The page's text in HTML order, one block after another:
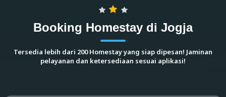
Booking Homestay di Jogja
Tersedia lebih dari 200 Homestay yang siap dipesan! Jaminan
pelayanan dan ketersediaan sesuai aplikasi!